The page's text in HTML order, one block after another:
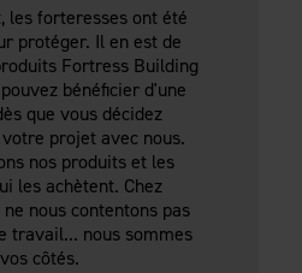
les forteresses ont été
protéger. Il en est de
Fortress Building
bénéficier d'une
que vous décidez
projet avec nous.
nos produits et les
les achètent. Chez
nous contentons pas
travail... nous sommes
côtés.